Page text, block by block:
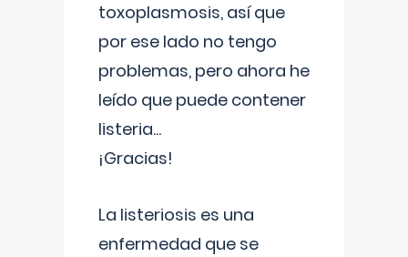
toxoplasmosis, así que
por ese lado no tengo
problemas, pero ahora he
leído que puede contener
listeria...
¡Gracias!
La listeriosis es una
enfermedad que se